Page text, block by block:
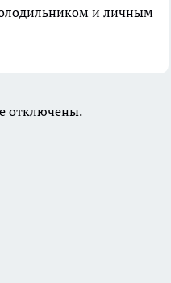
и личным
отключены.